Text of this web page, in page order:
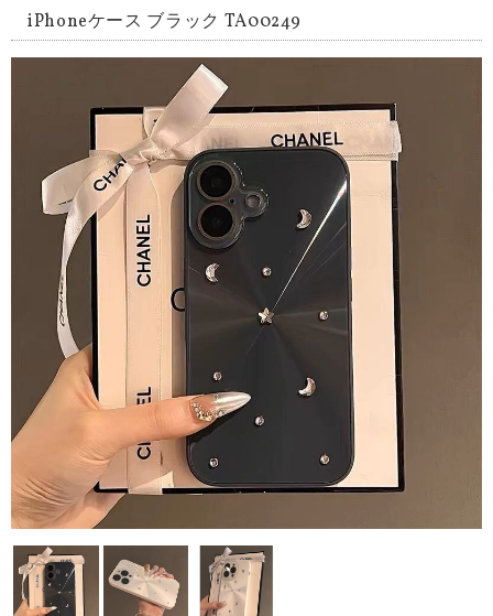
iPhoneケース ブラック TA00249